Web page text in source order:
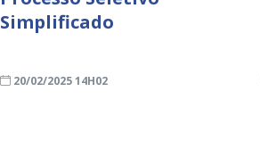
Simplificado
20/02/2025 14H02